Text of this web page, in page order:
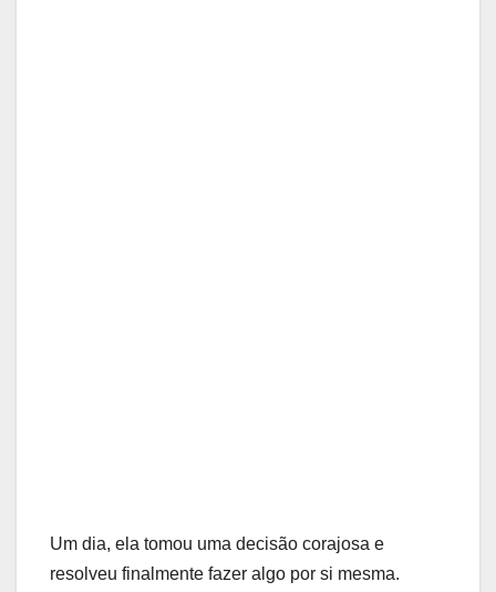
Um dia, ela tomou uma decisão corajosa e
resolveu finalmente fazer algo por si mesma.